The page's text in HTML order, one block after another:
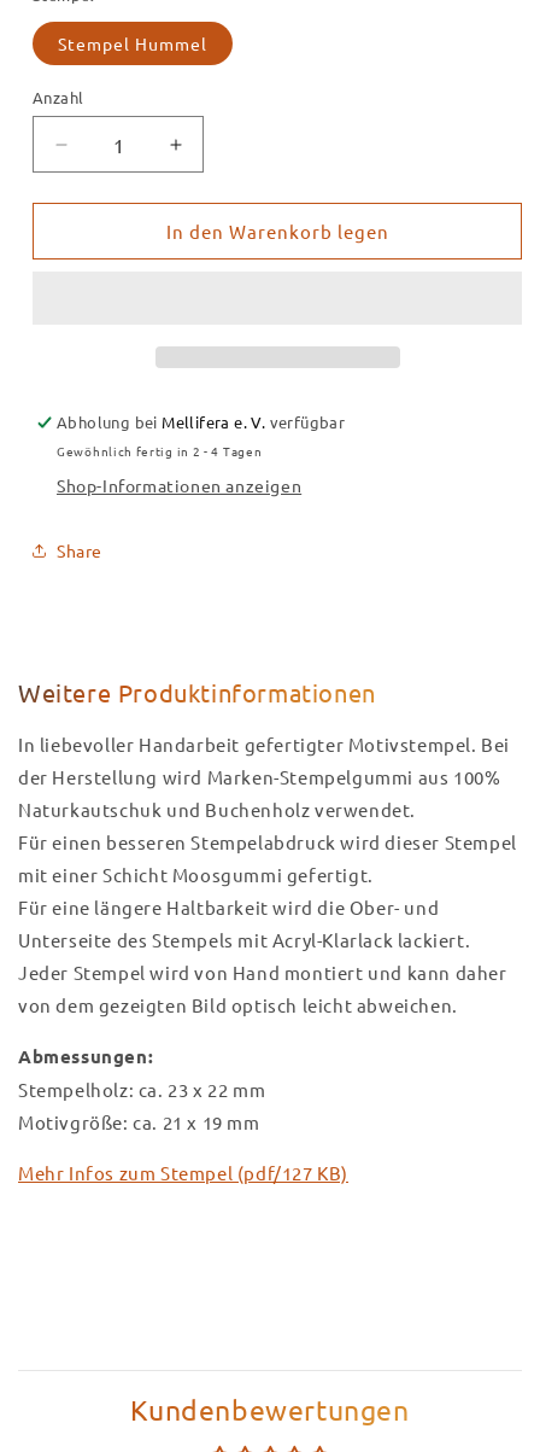
Stempel Hummel
Anzahl
Verringere
die
Menge
Stempel
Erhöhe
die
Menge
für
Stempel
In den Warenkorb legen
Abholung bei Mellifera e. V. verfügbar
Gewöhnlich fertig in 2 - 4 Tagen
Shop-Informationen anzeigen
Share
Weitere Produktinformationen
In liebevoller Handarbeit gefertigter Motivstempel. Bei
der Herstellung wird Marken-Stempelgummi aus 100%
Naturkautschuk und Buchenholz verwendet.
Für einen besseren Stempelabdruck wird dieser Stempel
mit einer Schicht Moosgummi gefertigt.
Für eine längere Haltbarkeit wird die Ober- und
Unterseite des Stempels mit Acryl-Klarlack lackiert.
Jeder Stempel wird von Hand montiert und kann daher
von dem gezeigten Bild optisch leicht abweichen.
Abmessungen:
Stempelholz: ca. 23 x 22 mm
Motivgröße: ca. 21 x 19 mm
Mehr Infos zum Stempel (pdf/127 KB)
Kundenbewertungen